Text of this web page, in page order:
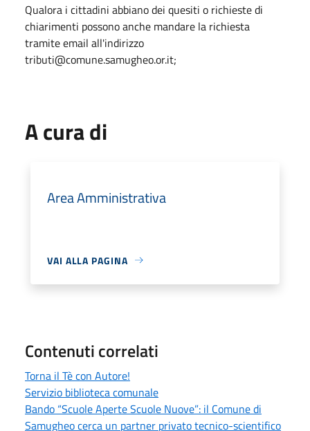
Qualora i cittadini abbiano dei quesiti o richieste di
chiarimenti possono anche mandare la richiesta
tramite email all'indirizzo
tributi@comune.samugheo.or.it;
A cura di
Area Amministrativa
VAI ALLA PAGINA
Contenuti correlati
Torna il Tè con Autore!
Servizio biblioteca comunale
Bando “Scuole Aperte Scuole Nuove”: il Comune di
Samugheo cerca un partner privato tecnico-scientifico